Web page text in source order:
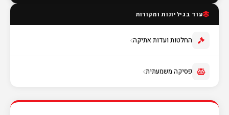
עוד בגיליונות ומקורות
החלטות ועדות אתיקה
פסיקה משמעתית